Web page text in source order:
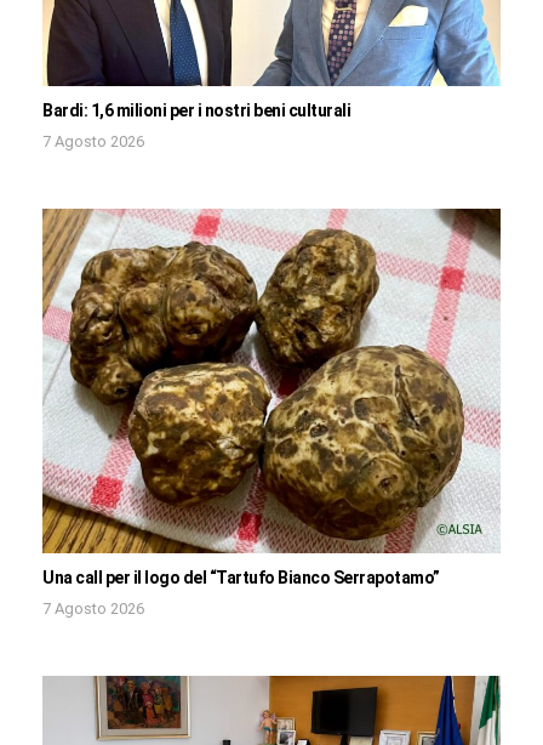
Bardi: 1,6 milioni per i nostri beni culturali
7 Agosto 2026
Una call per il logo del “Tartufo Bianco Serrapotamo”
7 Agosto 2026